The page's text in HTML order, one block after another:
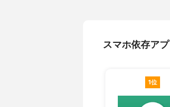
スマホ依存ア
1位